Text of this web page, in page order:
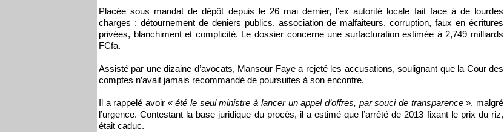
Placée sous mandat de dépôt depuis le 26 mai dernier, l’ex autorité locale fait face à de lourdes
charges : détournement de deniers publics, association de malfaiteurs, corruption, faux en écritures
privées, blanchiment et complicité. Le dossier concerne une surfacturation estimée à 2,749 milliards
FCfa.
Assisté par une dizaine d’avocats, Mansour Faye a rejeté les accusations, soulignant que la Cour des
comptes n’avait jamais recommandé de poursuites à son encontre.
Il a rappelé avoir «été le seul ministre à lancer un appel d’offres, par souci de transparence», malgré
l’urgence. Contestant la base juridique du procès, il a estimé que l’arrêté de 2013 fixant le prix du riz,
était caduc.